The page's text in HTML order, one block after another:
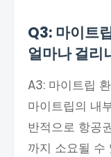
Q3: 마이트
얼마나 걸리
A3: 마이트립
마이트립의 내
반적으로 항공
까지 소요될 수